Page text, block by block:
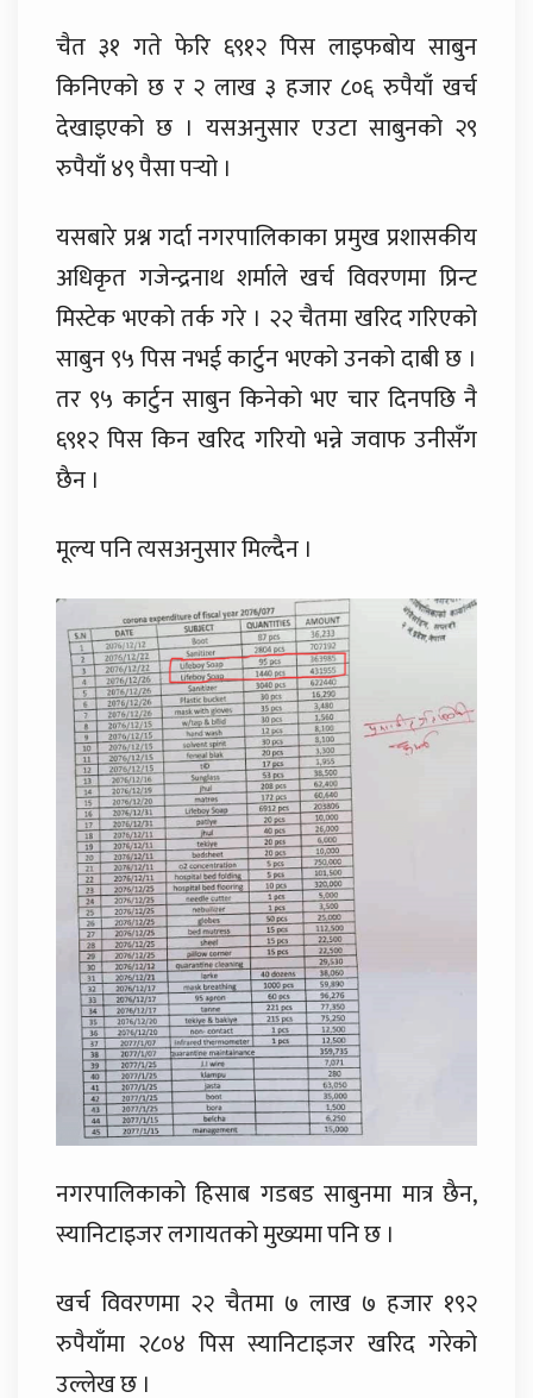
चैत ३१ गते फेरि ६९१२ पिस लाइफबोय साबुन
किनिएको छ र २ लाख ३ हजार ८०६ रुपैयाँ खर्च
देखाइएको छ । यसअनुसार एउटा साबुनको २९
रुपैयाँ ४९ पैसा पर्‍यो ।
यसबारे प्रश्न गर्दा नगरपालिकाका प्रमुख प्रशासकीय
अधिकृत गजेन्द्रनाथ शर्माले खर्च विवरणमा प्रिन्ट
मिस्टेक भएको तर्क गरे । २२ चैतमा खरिद गरिएको
साबुन ९५ पिस नभई कार्टुन भएको उनको दाबी छ ।
तर ९५ कार्टुन साबुन किनेको भए चार दिनपछि नै
६९१२ पिस किन खरिद गरियो भन्ने जवाफ उनीसँग
छैन ।
मूल्य पनि त्यसअनुसार मिल्दैन ।
नगरपालिकाको हिसाब गडबड साबुनमा मात्र छैन,
स्यानिटाइजर लगायतको मुख्यमा पनि छ ।
खर्च विवरणमा २२ चैतमा ७ लाख ७ हजार १९२
रुपैयाँमा २८०४ पिस स्यानिटाइजर खरिद गरेको
उल्लेख छ ।